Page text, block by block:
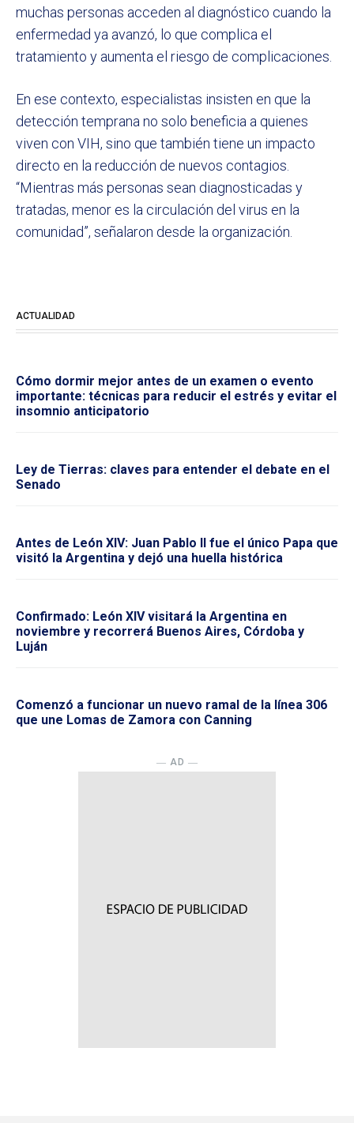
muchas personas acceden al diagnóstico cuando la
enfermedad ya avanzó, lo que complica el
tratamiento y aumenta el riesgo de complicaciones.
En ese contexto, especialistas insisten en que la
detección temprana no solo beneficia a quienes
viven con VIH, sino que también tiene un impacto
directo en la reducción de nuevos contagios.
“Mientras más personas sean diagnosticadas y
tratadas, menor es la circulación del virus en la
comunidad”, señalaron desde la organización.
ACTUALIDAD
Cómo dormir mejor antes de un examen o evento
importante: técnicas para reducir el estrés y evitar el
insomnio anticipatorio
Ley de Tierras: claves para entender el debate en el
Senado
Antes de León XIV: Juan Pablo II fue el único Papa que
visitó la Argentina y dejó una huella histórica
Confirmado: León XIV visitará la Argentina en
noviembre y recorrerá Buenos Aires, Córdoba y
Luján
Comenzó a funcionar un nuevo ramal de la línea 306
que une Lomas de Zamora con Canning
― AD ―